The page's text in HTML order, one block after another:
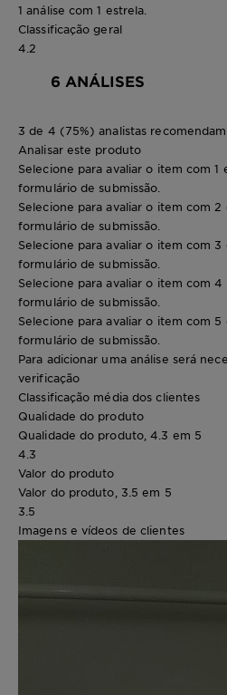
1 análise com 1 estrela.
Classificação geral
4.2
6 ANÁLISES
3 de 4 (75%) analistas
Analisar este produto
Selecione para avaliar o item com 1
formulário de submissão.
Selecione para avaliar o item com 2
formulário de submissão.
Selecione para avaliar o item com 3
formulário de submissão.
Selecione para avaliar o item com 4
formulário de submissão.
Selecione para avaliar o item com 5
formulário de submissão.
Para adicionar uma análise será
verificação
Classificação média dos clientes
Qualidade do produto
Qualidade do produto, 4.3 em 5
4.3
Valor do produto
Valor do produto, 3.5 em 5
3.5
Imagens e vídeos de clientes